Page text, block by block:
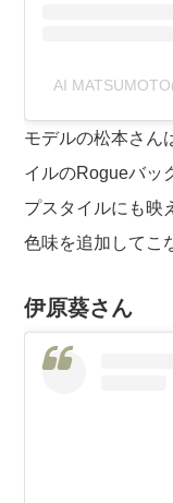
AI
モデルの松本さん
イルのRogueバッ
プスタイルにも映
色味を追加してこ
伊原葵さん